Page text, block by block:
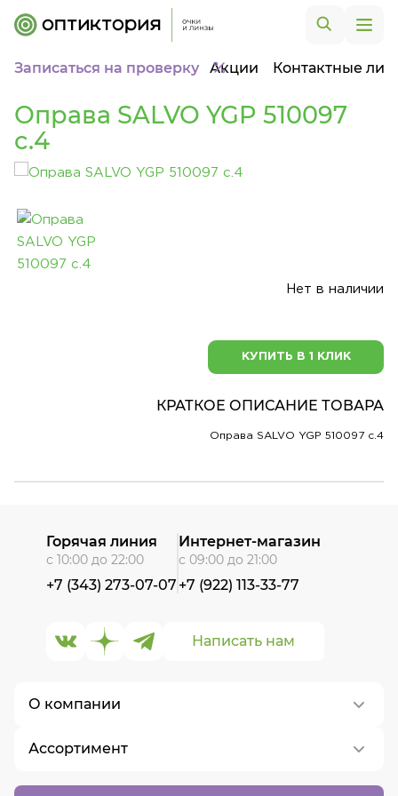
Записаться на проверку Акции Контактные
Оправа SALVO YGP 510097
c.4
Нет в наличии
КУПИТЬ В 1 КЛИК
КРАТКОЕ ОПИСАНИЕ ТОВАРА
Оправа SALVO YGP 510097 c.4
О компании
О нас
Контакты
Ассортимент
Написать нам
Горячая линия
с 10:00 до 22:00
+7 (343) 273-07-07
Интернет-магазин
с 09:00 до 21:00
+7 (922) 113-33-77